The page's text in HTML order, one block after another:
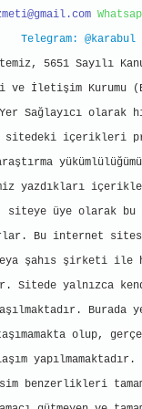
Telegram: @karabul
5651 Sayılı
İletişim Kurumu
Sağlayıcı olarak
sitedeki içerikleri
yazdıkları
siteye üye olarak bu
Bu internet
şahıs şirketi ile
Sitede yalnızca
olup,
benzerlikleri